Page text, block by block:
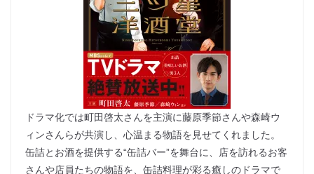
ドラマ化では町田啓太さんを主演に藤原季節さんや森崎ウ
ィンさんらが共演し、心温まる物語を見せてくれました。
缶詰とお酒を提供する“缶詰バー”を舞台に、店を訪れるお客
さんや店員たちの物語を、缶詰料理が彩る癒しのドラマで